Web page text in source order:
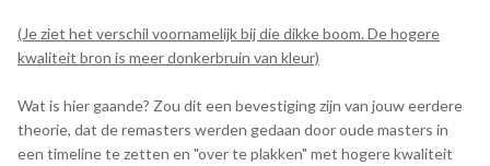
(Je ziet het verschil voornamelijk bij die dikke boom. De hogere
kwaliteit bron is meer donkerbruin van kleur)
Wat is hier gaande? Zou dit een bevestiging zijn van jouw eerdere
theorie, dat de remasters werden gedaan door oude masters in
een timeline te zetten en "over te plakken" met hogere kwaliteit